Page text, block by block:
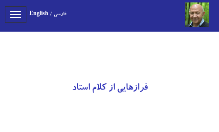
فارسی /
English
فرازهایی از کلام استاد